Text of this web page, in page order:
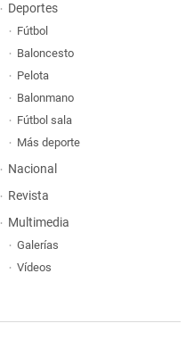
Deportes
Fútbol
Baloncesto
Pelota
Balonmano
Fútbol sala
Más deporte
Nacional
Revista
Multimedia
Galerías
Vídeos